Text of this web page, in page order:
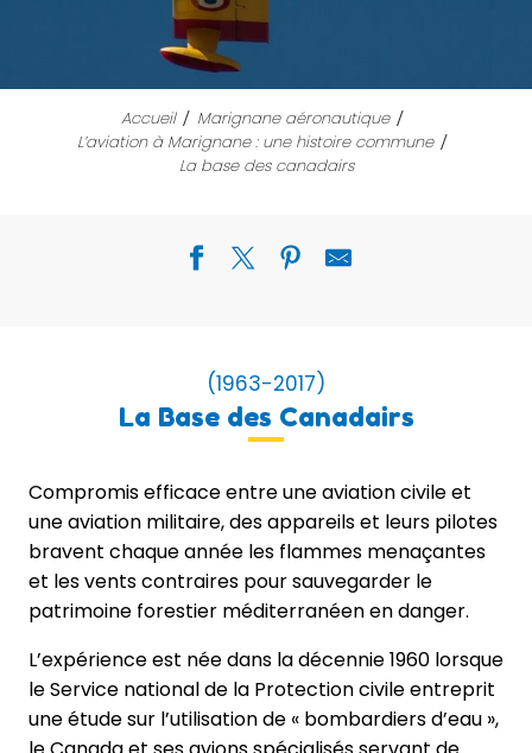
Accueil
Marignane aéronautique
L’aviation à Marignane : une histoire commune
La base des canadairs
(1963-2017)
La Base des Canadairs
Compromis efficace entre une aviation civile et
une aviation militaire, des appareils et leurs pilotes
bravent chaque année les flammes menaçantes
et les vents contraires pour sauvegarder le
patrimoine forestier méditerranéen en danger.
L’expérience est née dans la décennie 1960 lorsque
le Service national de la Protection civile entreprit
une étude sur l’utilisation de « bombardiers d’eau »,